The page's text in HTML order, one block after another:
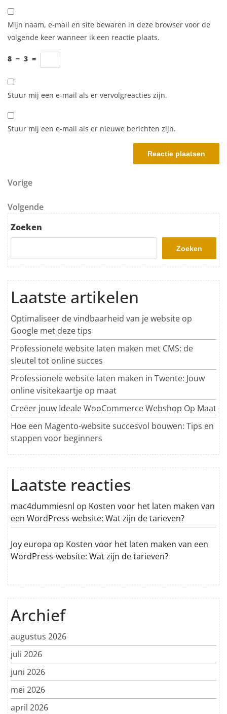
Mijn naam, e-mail en site bewaren in deze browser voor de
volgende keer wanneer ik een reactie plaats.
8 − 3 =
Stuur mij een e-mail als er vervolgreacties zijn.
Stuur mij een e-mail als er nieuwe berichten zijn.
Berichtnavigatie
Vorig bericht
Vorige
Volgend bericht
Volgende
Zoeken
Zoeken
Laatste artikelen
Optimaliseer de vindbaarheid van je website op
Google met deze tips
Professionele website laten maken met CMS: de
sleutel tot online succes
Professionele website laten maken in Twente: Jouw
online visitekaartje op maat
Creëer jouw Ideale WooCommerce Webshop Op Maat
Hoe een Magento-website succesvol bouwen: Tips en
stappen voor beginners
Laatste reacties
mac4dummiesnl op Kosten voor het laten maken van
een WordPress-website: Wat zijn de tarieven?
Joy europa op Kosten voor het laten maken van een
WordPress-website: Wat zijn de tarieven?
Archief
augustus 2026
juli 2026
juni 2026
mei 2026
april 2026